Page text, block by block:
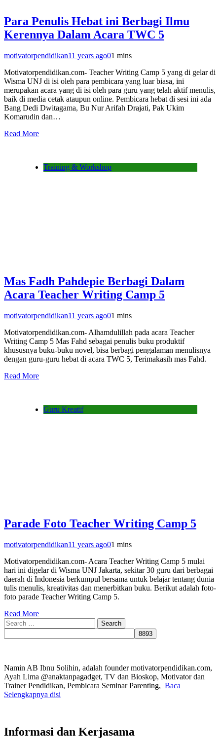
Para Penulis Hebat ini Berbagi Ilmu
Kerennya Dalam Acara TWC 5
motivatorpendidikan11 years ago01 mins
Motivatorpendidikan.com- Teacher Writing Camp 5 yang di gelar di
Wisma UNJ di isi oleh para pembicara yang luar biasa, ini
merupakan acara yang di isi oleh para guru yang telah aktif menulis,
baik di media cetak ataupun online. Pembicara hebat di sesi ini ada
Bang Dedi Dwitagama, Bu Nur Arifah Drajati, Pak Ukim
Komarudin dan…
Read More
Training & Workshop
Mas Fadh Pahdepie Berbagi Dalam
Acara Teacher Writing Camp 5
motivatorpendidikan11 years ago01 mins
Motivatorpendidikan.com- Alhamdulillah pada acara Teacher
Writing Camp 5 Mas Fahd sebagai penulis buku produktif
khususnya buku-buku novel, bisa berbagi pengalaman menulisnya
dengan guru-guru hebat di acara TWC 5, Terimakasih mas Fahd.
Read More
Guru Kreatif
Parade Foto Teacher Writing Camp 5
motivatorpendidikan11 years ago01 mins
Motivatorpendidikan.com- Acara Teacher Writing Camp 5 mulai
hari ini digelar di Wisma UNJ Jakarta, sekitar 30 guru dari berbagai
daerah di Indonesia berkumpul bersama untuk belajar tentang dunia
tulis menulis, kreativitas dan menerbitkan buku. Berikut adalah foto-
foto parade Teacher Writing Camp 5.
Read More
Search
for:
Namin AB Ibnu Solihin, adalah founder motivatorpendidikan.com,
Ayah Lima @anaktanpagadget, TV dan Bioskop, Motivator dan
Trainer Pendidikan, Pembicara Seminar Parenting, Baca
Selengkapnya disi
Informasi dan Kerjasama